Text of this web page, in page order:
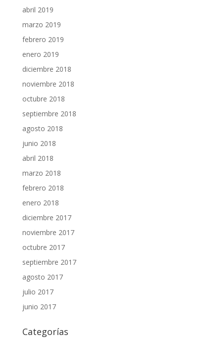
abril 2019
marzo 2019
febrero 2019
enero 2019
diciembre 2018
noviembre 2018
octubre 2018
septiembre 2018
agosto 2018
junio 2018
abril 2018
marzo 2018
febrero 2018
enero 2018
diciembre 2017
noviembre 2017
octubre 2017
septiembre 2017
agosto 2017
julio 2017
junio 2017
Categorías